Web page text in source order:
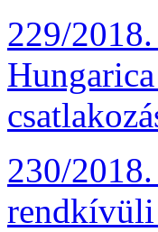
229/
230/
rendkívüli